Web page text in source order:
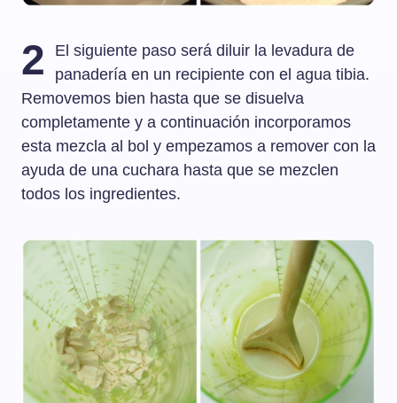
2
El siguiente paso será diluir la levadura de
panadería en un recipiente con el agua tibia.
Removemos bien hasta que se disuelva
completamente y a continuación incorporamos
esta mezcla al bol y empezamos a remover con la
ayuda de una cuchara hasta que se mezclen
todos los ingredientes.